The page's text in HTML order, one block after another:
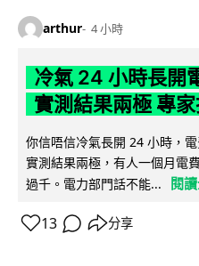
arthur 4 小時
冷氣 24 小時長開
實測結果兩極 專
你信唔信冷氣長開 24 小時，
實測結果兩極，有人一個月電
過千。電力部門話不能...
閱
13 分享